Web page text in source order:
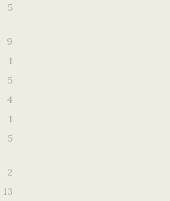
5
9
1
5
4
1
5
2
13